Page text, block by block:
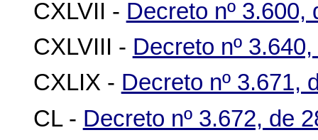
CXLVII - Decreto nº
CXLVIII - Decreto nº
CXLIX - Decreto nº 3.671,
CL - Decreto nº 3.672, de